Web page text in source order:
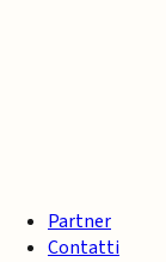
Partner
Contatti